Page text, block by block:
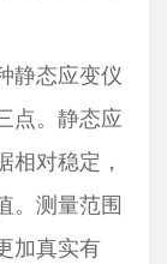
态应变仪
点。静态应
对稳定，
。测量范围
加真实有